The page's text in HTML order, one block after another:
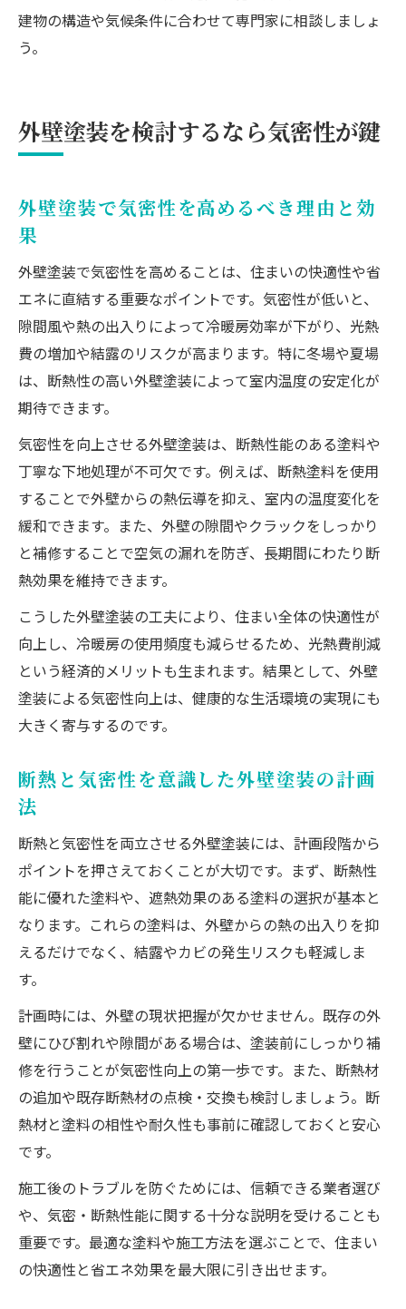
建物の構造や気候条件に合わせて専門家に相談しましょ
う。
外壁塗装を検討するなら気密性が鍵
外壁塗装で気密性を高めるべき理由と効
果
外壁塗装で気密性を高めることは、住まいの快適性や省
エネに直結する重要なポイントです。気密性が低いと、
隙間風や熱の出入りによって冷暖房効率が下がり、光熱
費の増加や結露のリスクが高まります。特に冬場や夏場
は、断熱性の高い外壁塗装によって室内温度の安定化が
期待できます。
気密性を向上させる外壁塗装は、断熱性能のある塗料や
丁寧な下地処理が不可欠です。例えば、断熱塗料を使用
することで外壁からの熱伝導を抑え、室内の温度変化を
緩和できます。また、外壁の隙間やクラックをしっかり
と補修することで空気の漏れを防ぎ、長期間にわたり断
熱効果を維持できます。
こうした外壁塗装の工夫により、住まい全体の快適性が
向上し、冷暖房の使用頻度も減らせるため、光熱費削減
という経済的メリットも生まれます。結果として、外壁
塗装による気密性向上は、健康的な生活環境の実現にも
大きく寄与するのです。
断熱と気密性を意識した外壁塗装の計画
法
断熱と気密性を両立させる外壁塗装には、計画段階から
ポイントを押さえておくことが大切です。まず、断熱性
能に優れた塗料や、遮熱効果のある塗料の選択が基本と
なります。これらの塗料は、外壁からの熱の出入りを抑
えるだけでなく、結露やカビの発生リスクも軽減しま
す。
計画時には、外壁の現状把握が欠かせません。既存の外
壁にひび割れや隙間がある場合は、塗装前にしっかり補
修を行うことが気密性向上の第一歩です。また、断熱材
の追加や既存断熱材の点検・交換も検討しましょう。断
熱材と塗料の相性や耐久性も事前に確認しておくと安心
です。
施工後のトラブルを防ぐためには、信頼できる業者選び
や、気密・断熱性能に関する十分な説明を受けることも
重要です。最適な塗料や施工方法を選ぶことで、住まい
の快適性と省エネ効果を最大限に引き出せます。